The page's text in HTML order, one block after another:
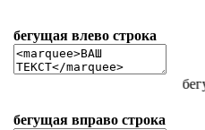
бегущая влево строка
бегущая влево
бегущая вправо строка